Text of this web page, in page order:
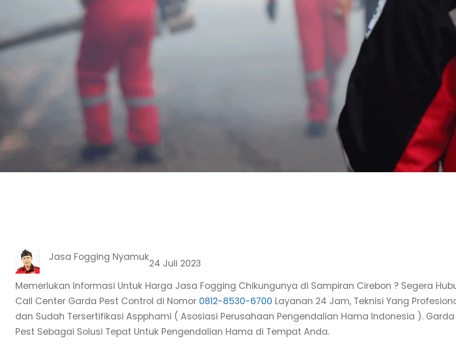
Jasa Fogging Nyamuk
24 Juli 2023
Memerlukan Informasi Untuk Harga Jasa Fogging Chikungunya di Sampiran Cirebon ? Segera
Call Center Garda Pest Control di Nomor 0812-8530-6700 Layanan 24 Jam, Teknisi Yang
dan Sudah Tersertifikasi Aspphami ( Asosiasi Perusahaan Pengendalian Hama Indonesia ). Garda
Pest Sebagai Solusi Tepat Untuk Pengendalian Hama di Tempat Anda.